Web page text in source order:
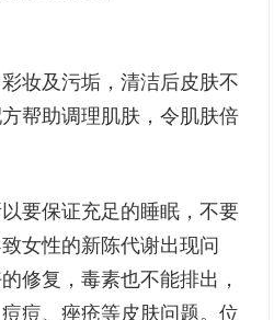
及污垢，清洁后皮肤不
帮助调理肌肤，令肌肤倍
保证充足的睡眠，不要
女性的新陈代谢出现问
修复，毒素也不能排出，
痘、痤疮等皮肤问题。位